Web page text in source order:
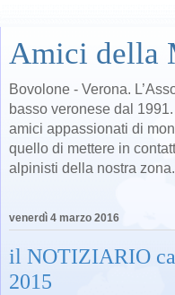
Amici della
Bovolone - Verona.
basso veronese dal
amici appassionati di
quello di mettere in
alpinisti della nostra
venerdì 4 marzo 2016
il NOTIZIARIO
2015